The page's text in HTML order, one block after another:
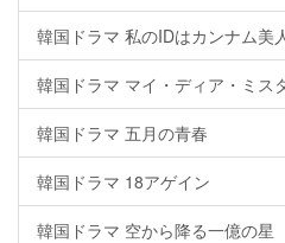
韓国ドラマ 私のIDはカンナム美
韓国ドラマ マイ・ディア・ミス
韓国ドラマ 五月の青春
韓国ドラマ 18アゲイン
韓国ドラマ 空から降る一億の星